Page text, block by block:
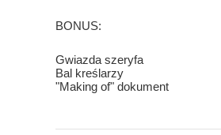
BONUS:
Gwiazda szeryfa
Bal kreślarzy
"Making of" dokument